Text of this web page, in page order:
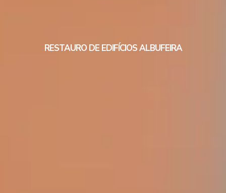
RESTAURO DE EDIFÍCIOS ALBUFEIRA